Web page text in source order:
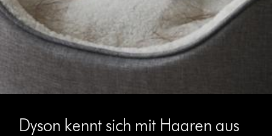
Dyson kennt sich mit Haaren aus